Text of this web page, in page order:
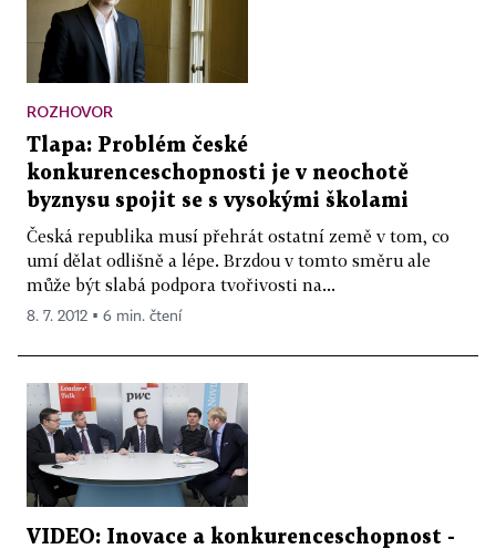
ROZHOVOR
Tlapa: Problém české
konkurenceschopnosti je v neochotě
byznysu spojit se s vysokými školami
Česká republika musí přehrát ostatní země v tom, co
umí dělat odlišně a lépe. Brzdou v tomto směru ale
může být slabá podpora tvořivosti na...
8. 7. 2012 ▪ 6 min. čtení
VIDEO: Inovace a konkurenceschopnost -